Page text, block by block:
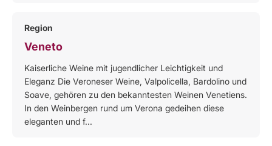
Region
Veneto
Kaiserliche Weine mit jugendlicher Leichtigkeit und
Eleganz Die Veroneser Weine, Valpolicella, Bardolino und
Soave, gehören zu den bekanntesten Weinen Venetiens.
In den Weinbergen rund um Verona gedeihen diese
eleganten und f...